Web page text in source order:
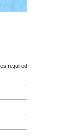
required